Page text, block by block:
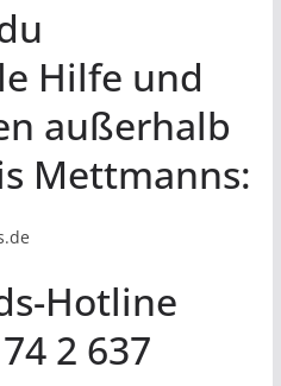
Hilfe und
außerhalb
Mettmanns:
Hotline
2 637